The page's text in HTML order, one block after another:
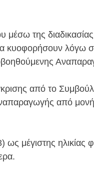
μέσω της
κυοφορήσουν λόγω
από το
από
μέγιστης ηλικίας